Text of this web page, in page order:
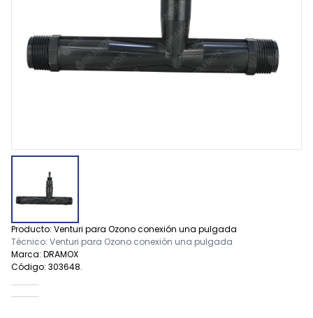
Producto: Venturi para Ozono conexión una pulgada
Técnico: Venturi para Ozono conexión una pulgada
Marca: DRAMOX
Código: 303648.